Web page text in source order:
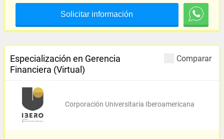
Solicitar información
Comparar
Especialización en Gerencia
Financiera (Virtual)
Corporación Universitaria Iberoamericana